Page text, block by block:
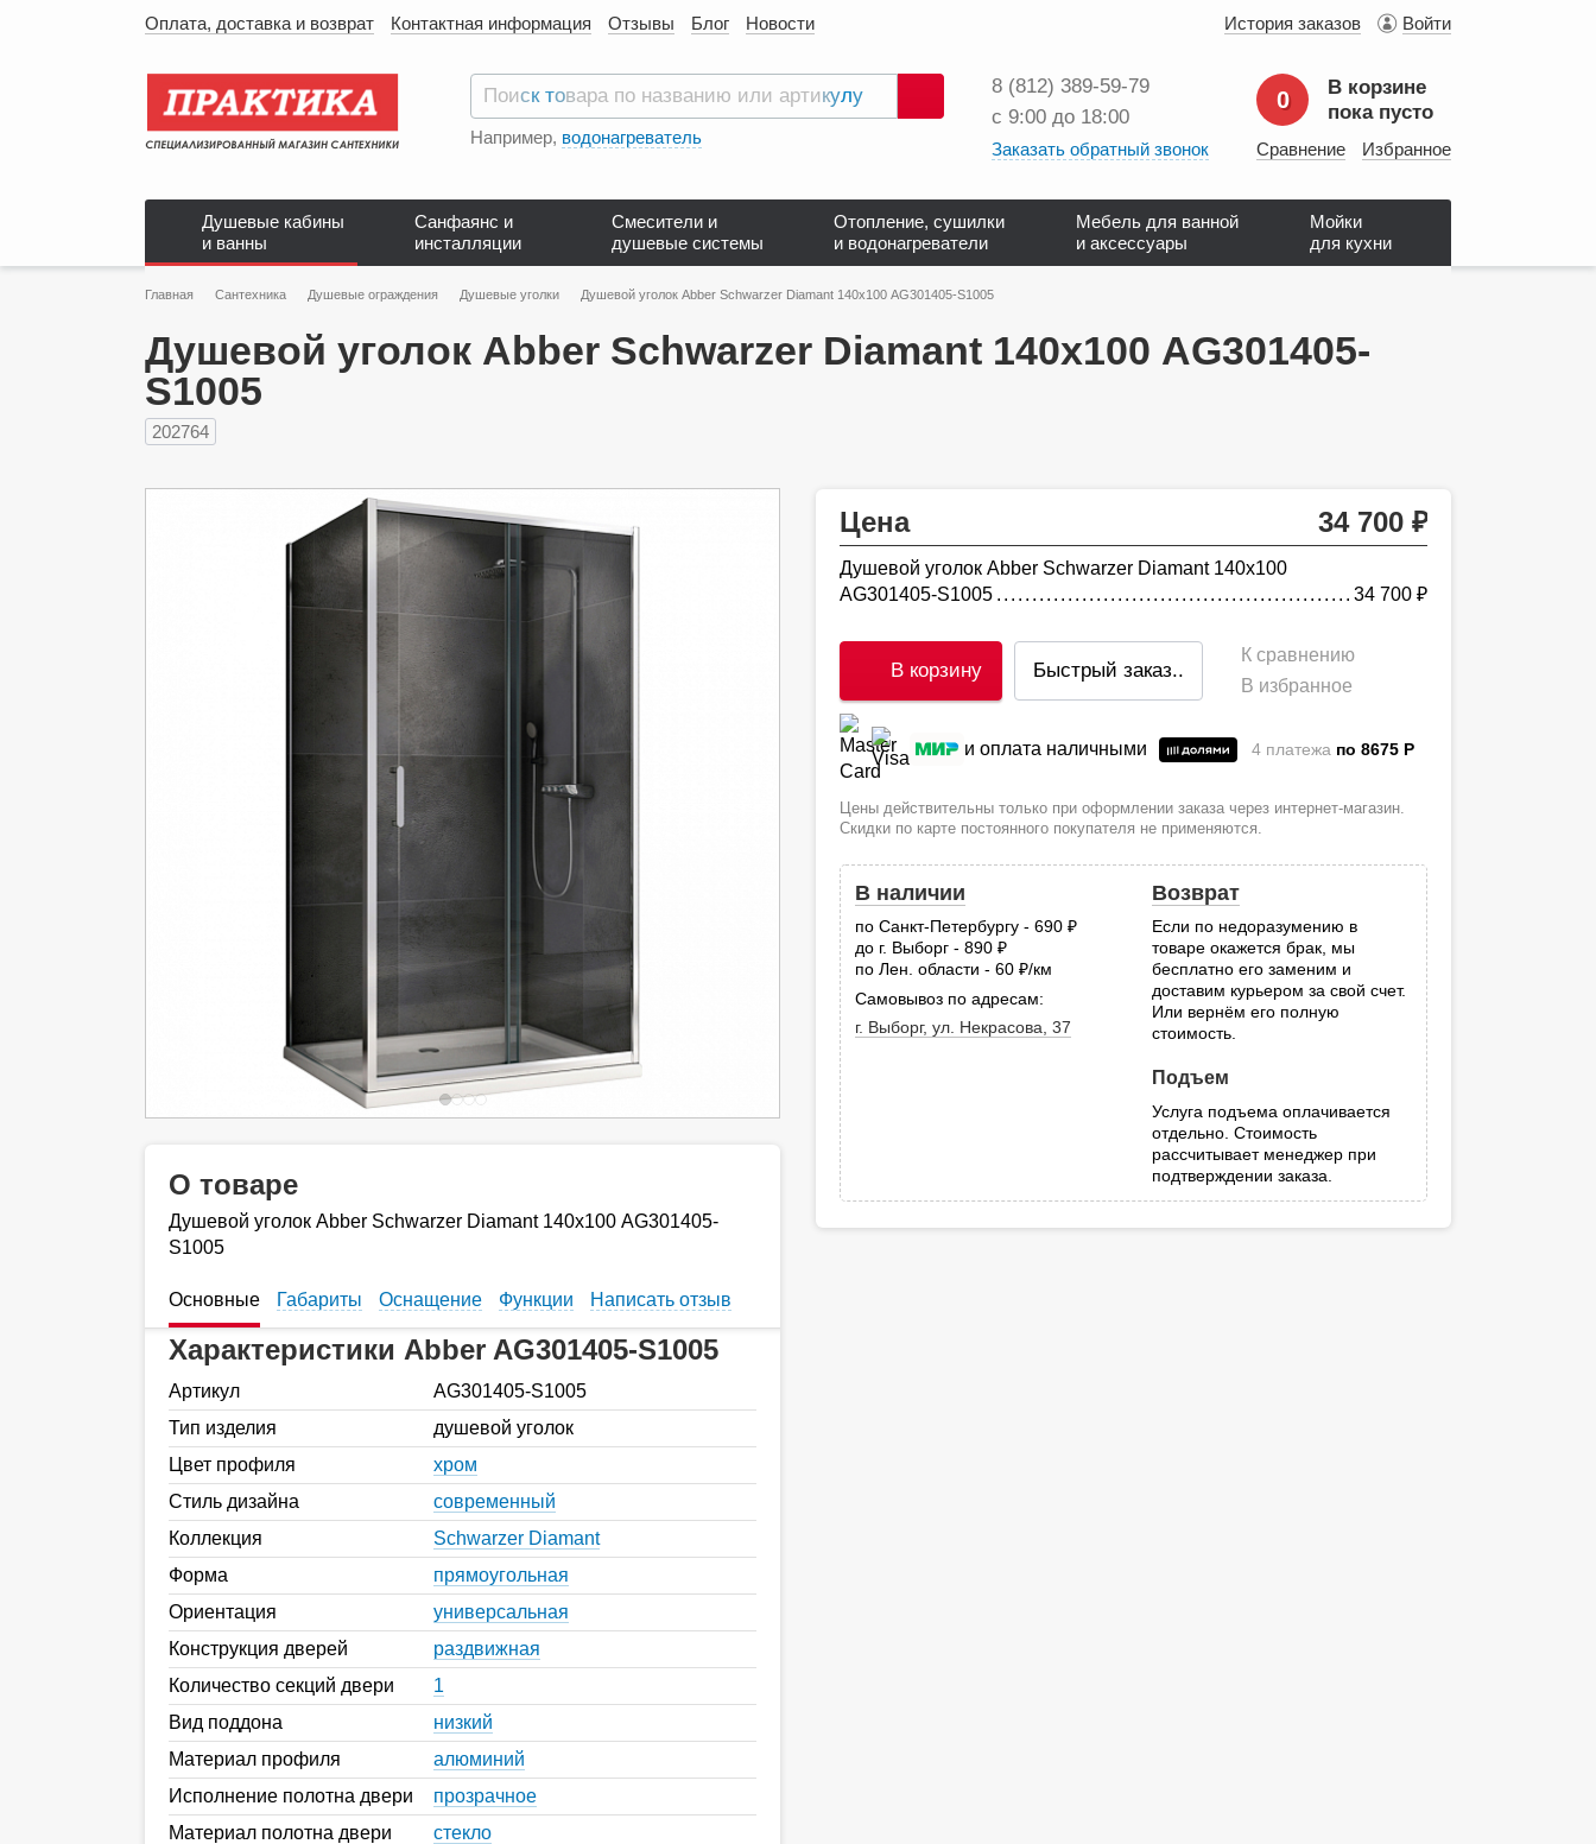
Оплата, доставка и возврат Контактная информация Отзывы Блог Новости История заказов Войти
Поиск
Например, водонагреватель
8 (812) 389‑59‑79
с 9:00 до 18:00
Заказать обратный звонок
0
В корзине
пока пусто
Сравнение Избранное
Душевые кабины
и ванны
Санфаянс и
инсталляции
Смесители и
душевые системы
Отопление, сушилки
и водонагреватели
Мебель для ванной
и аксессуары
Мойки
для кухни
Главная Сантехника Душевые ограждения Душевые уголки Душевой уголок Abber Schwarzer Diamant 140х100 AG301405-S1005
Душевой уголок Abber Schwarzer Diamant 140х100 AG301405-
S1005
202764
Цена 34 700
Душевой уголок Abber Schwarzer Diamant 140х100
AG301405-S1005
34 700
В корзину Быстрый заказ..
К сравнению
В избранное
и оплата наличными 4 платежа по 8675 P
Цены действительны только при оформлении заказа через интернет-магазин.
Скидки по карте постоянного покупателя не применяются.
В наличии
по Санкт-Петербургу - 690
до г. Выборг - 890
по Лен. области - 60
руб.
/км
Самовывоз по адресам:
г. Выборг, ул. Некрасова, 37
Возврат
Если по недоразумению в
товаре окажется брак, мы
бесплатно его заменим и
доставим курьером за свой счет.
Или вернём его полную
стоимость.
Подъем
Услуга подъема оплачивается
отдельно. Стоимость
рассчитывает менеджер при
подтверждении заказа.
О товаре
Душевой уголок Abber Schwarzer Diamant 140х100 AG301405-
S1005
Основные Габариты Оснащение Функции Написать отзыв
Характеристики Abber AG301405-S1005
Артикул
AG301405-S1005
Тип изделия
душевой уголок
Цвет профиля
хром
Стиль дизайна
современный
Коллекция
Schwarzer Diamant
Форма
прямоугольная
Ориентация
универсальная
Конструкция дверей
раздвижная
Количество секций двери
1
Вид поддона
низкий
Материал профиля
алюминий
Исполнение полотна двери
прозрачное
Материал полотна двери
стекло